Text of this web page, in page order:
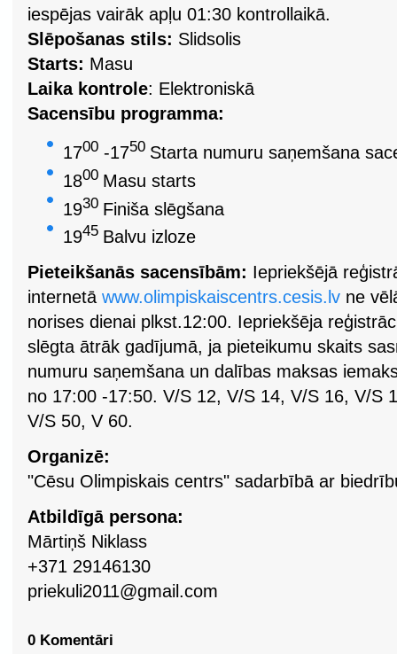
iespējas vairāk apļu 01:30 kontrollaikā.
Slēpošanas stils: Slidsolis
Starts: Masu
Laika kontrole: Elektroniskā
Sacensību programma:
1700 -1750 Starta numuru saņemšana
1800 Masu starts
1930 Finiša slēgšana
1945 Balvu izloze
Pieteikšanās sacensībām: Iepriekšējā
internetā www.olimpiskaiscentrs.cesis.lv ne
norises dienai plkst.12:00. Iepriekšēja
slēgta ātrāk gadījumā, ja pieteikumu skaits
numuru saņemšana un dalības maksas
no 17:00 -17:50. V/S 12, V/S 14, V/S 16, V/S
V/S 50, V 60.
Organizē:
"Cēsu Olimpiskais centrs" sadarbībā ar
Atbildīgā persona:
Mārtiņš Niklass
+371 29146130
priekuli2011@gmail.com
0 Komentāri